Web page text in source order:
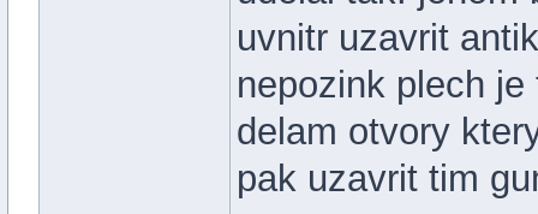
uvnitr uzavrit
nepozink plech
delam otvory
pak uzavrit tim